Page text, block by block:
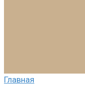
Главная